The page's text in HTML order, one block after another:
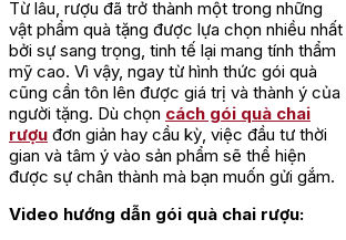
Từ lâu, rượu đã trở thành một trong những
vật phẩm quà tặng được lựa chọn nhiều nhất
bởi sự sang trọng, tinh tế lại mang tính thẩm
mỹ cao. Vì vậy, ngay từ hình thức gói quà
cũng cần tôn lên được giá trị và thành ý của
người tặng. Dù chọn cách gói quà chai
rượu đơn giản hay cầu kỳ, việc đầu tư thời
gian và tâm ý vào sản phẩm sẽ thể hiện
được sự chân thành mà bạn muốn gửi gắm.
Video hướng dẫn gói quà chai rượu: